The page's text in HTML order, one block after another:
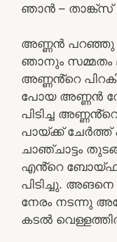
ഞാൻ – താങ്ക്സ്
അണ്ണൻ പറഞ്ഞു
ഞാനും സമ്മതം
അണ്ണൻ്റെ
പോയ അണ്ണൻ
പിടിച്ച
പായ്ക്ക് ചേർത്ത്
ചാഞ്ചാട്ടം
എൻ്റെ
പിടിച്ചു.
നേരം നടന്നു
കടൽ